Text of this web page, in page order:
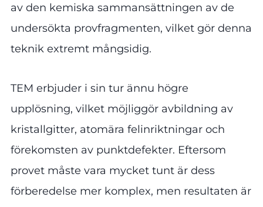
av den kemiska sammansättningen av de
undersökta provfragmenten, vilket gör denna
teknik extremt mångsidig.
TEM erbjuder i sin tur ännu högre
upplösning, vilket möjliggör avbildning av
kristallgitter, atomära felinriktningar och
förekomsten av punktdefekter. Eftersom
provet måste vara mycket tunt är dess
förberedelse mer komplex, men resultaten är